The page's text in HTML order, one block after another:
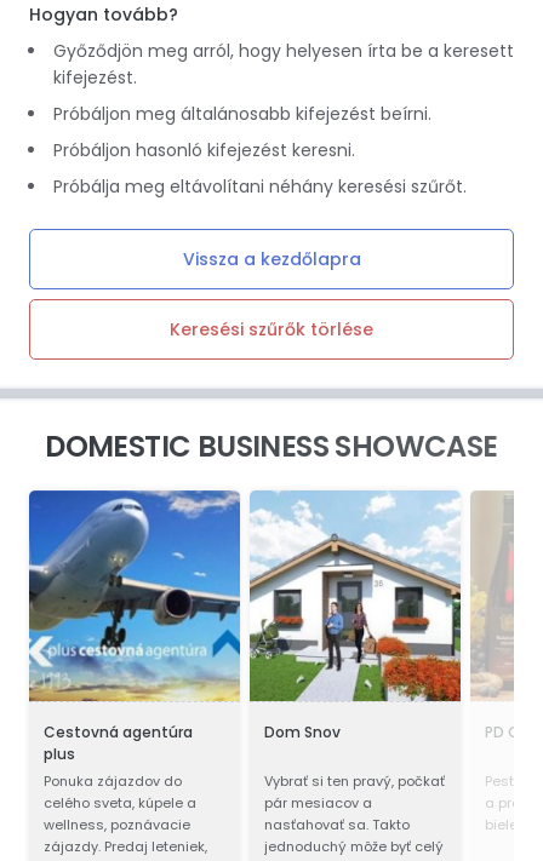
Hogyan tovább?
Győződjön meg arról, hogy helyesen írta be a keresett
kifejezést.
Próbáljon meg általánosabb kifejezést beírni.
Próbáljon hasonló kifejezést keresni.
Próbálja meg eltávolítani néhány keresési szűrőt.
Vissza a kezdőlapra
Keresési szűrők törlése
DOMESTIC BUSINESS SHOWCASE
Cestovná agentúra
plus
Ponuka zájazdov do
celého sveta, kúpele a
wellness, poznávacie
zájazdy. Predaj leteniek,
Dom Snov
Vybrať si ten pravý, počkať
pár mesiacov a
nasťahovať sa. Takto
jednoduchý môže byť celý
PD
a
bieleho